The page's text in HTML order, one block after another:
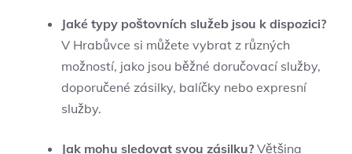
Jaké typy poštovních služeb jsou k dispozici?
V Hrabůvce si můžete vybrat z různých
možností, jako jsou běžné doručovací služby,
doporučené zásilky, balíčky nebo expresní
služby.
Jak mohu sledovat svou zásilku? Většina